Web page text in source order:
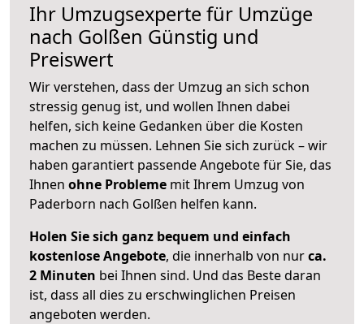
Ihr Umzugsexperte für Umzüge
nach Golßen Günstig und
Preiswert
Wir verstehen, dass der Umzug an sich schon
stressig genug ist, und wollen Ihnen dabei
helfen, sich keine Gedanken über die Kosten
machen zu müssen. Lehnen Sie sich zurück – wir
haben garantiert passende Angebote für Sie, das
Ihnen ohne Probleme mit Ihrem Umzug von
Paderborn nach Golßen helfen kann.
Holen Sie sich ganz bequem und einfach
kostenlose Angebote, die innerhalb von nurca.
2 Minuten bei Ihnen sind. Und das Beste daran
ist, dass all dies zu erschwinglichen Preisen
angeboten werden.